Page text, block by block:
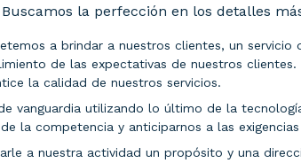
la perfección en los detalles
a brindar a nuestros clientes, un
de las expectativas de nuestros
la calidad de nuestros servicios.
vanguardia utilizando lo último de la
la competencia y anticiparnos a las
a nuestra actividad un propósito y una